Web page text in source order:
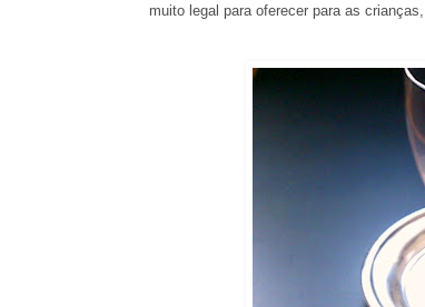
muito legal para oferecer para as